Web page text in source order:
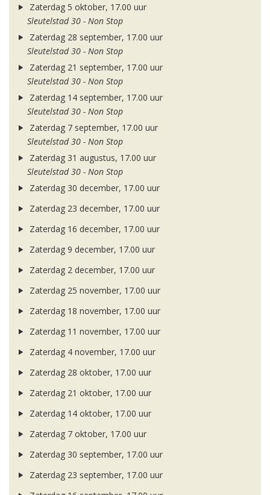
Zaterdag 5 oktober, 17.00 uur
Sleutelstad 30 - Non Stop
Zaterdag 28 september, 17.00 uur
Sleutelstad 30 - Non Stop
Zaterdag 21 september, 17.00 uur
Sleutelstad 30 - Non Stop
Zaterdag 14 september, 17.00 uur
Sleutelstad 30 - Non Stop
Zaterdag 7 september, 17.00 uur
Sleutelstad 30 - Non Stop
Zaterdag 31 augustus, 17.00 uur
Sleutelstad 30 - Non Stop
Zaterdag 30 december, 17.00 uur
Zaterdag 23 december, 17.00 uur
Zaterdag 16 december, 17.00 uur
Zaterdag 9 december, 17.00 uur
Zaterdag 2 december, 17.00 uur
Zaterdag 25 november, 17.00 uur
Zaterdag 18 november, 17.00 uur
Zaterdag 11 november, 17.00 uur
Zaterdag 4 november, 17.00 uur
Zaterdag 28 oktober, 17.00 uur
Zaterdag 21 oktober, 17.00 uur
Zaterdag 14 oktober, 17.00 uur
Zaterdag 7 oktober, 17.00 uur
Zaterdag 30 september, 17.00 uur
Zaterdag 23 september, 17.00 uur